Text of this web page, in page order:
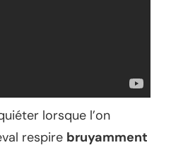
lorsque l’on
respire bruyamment